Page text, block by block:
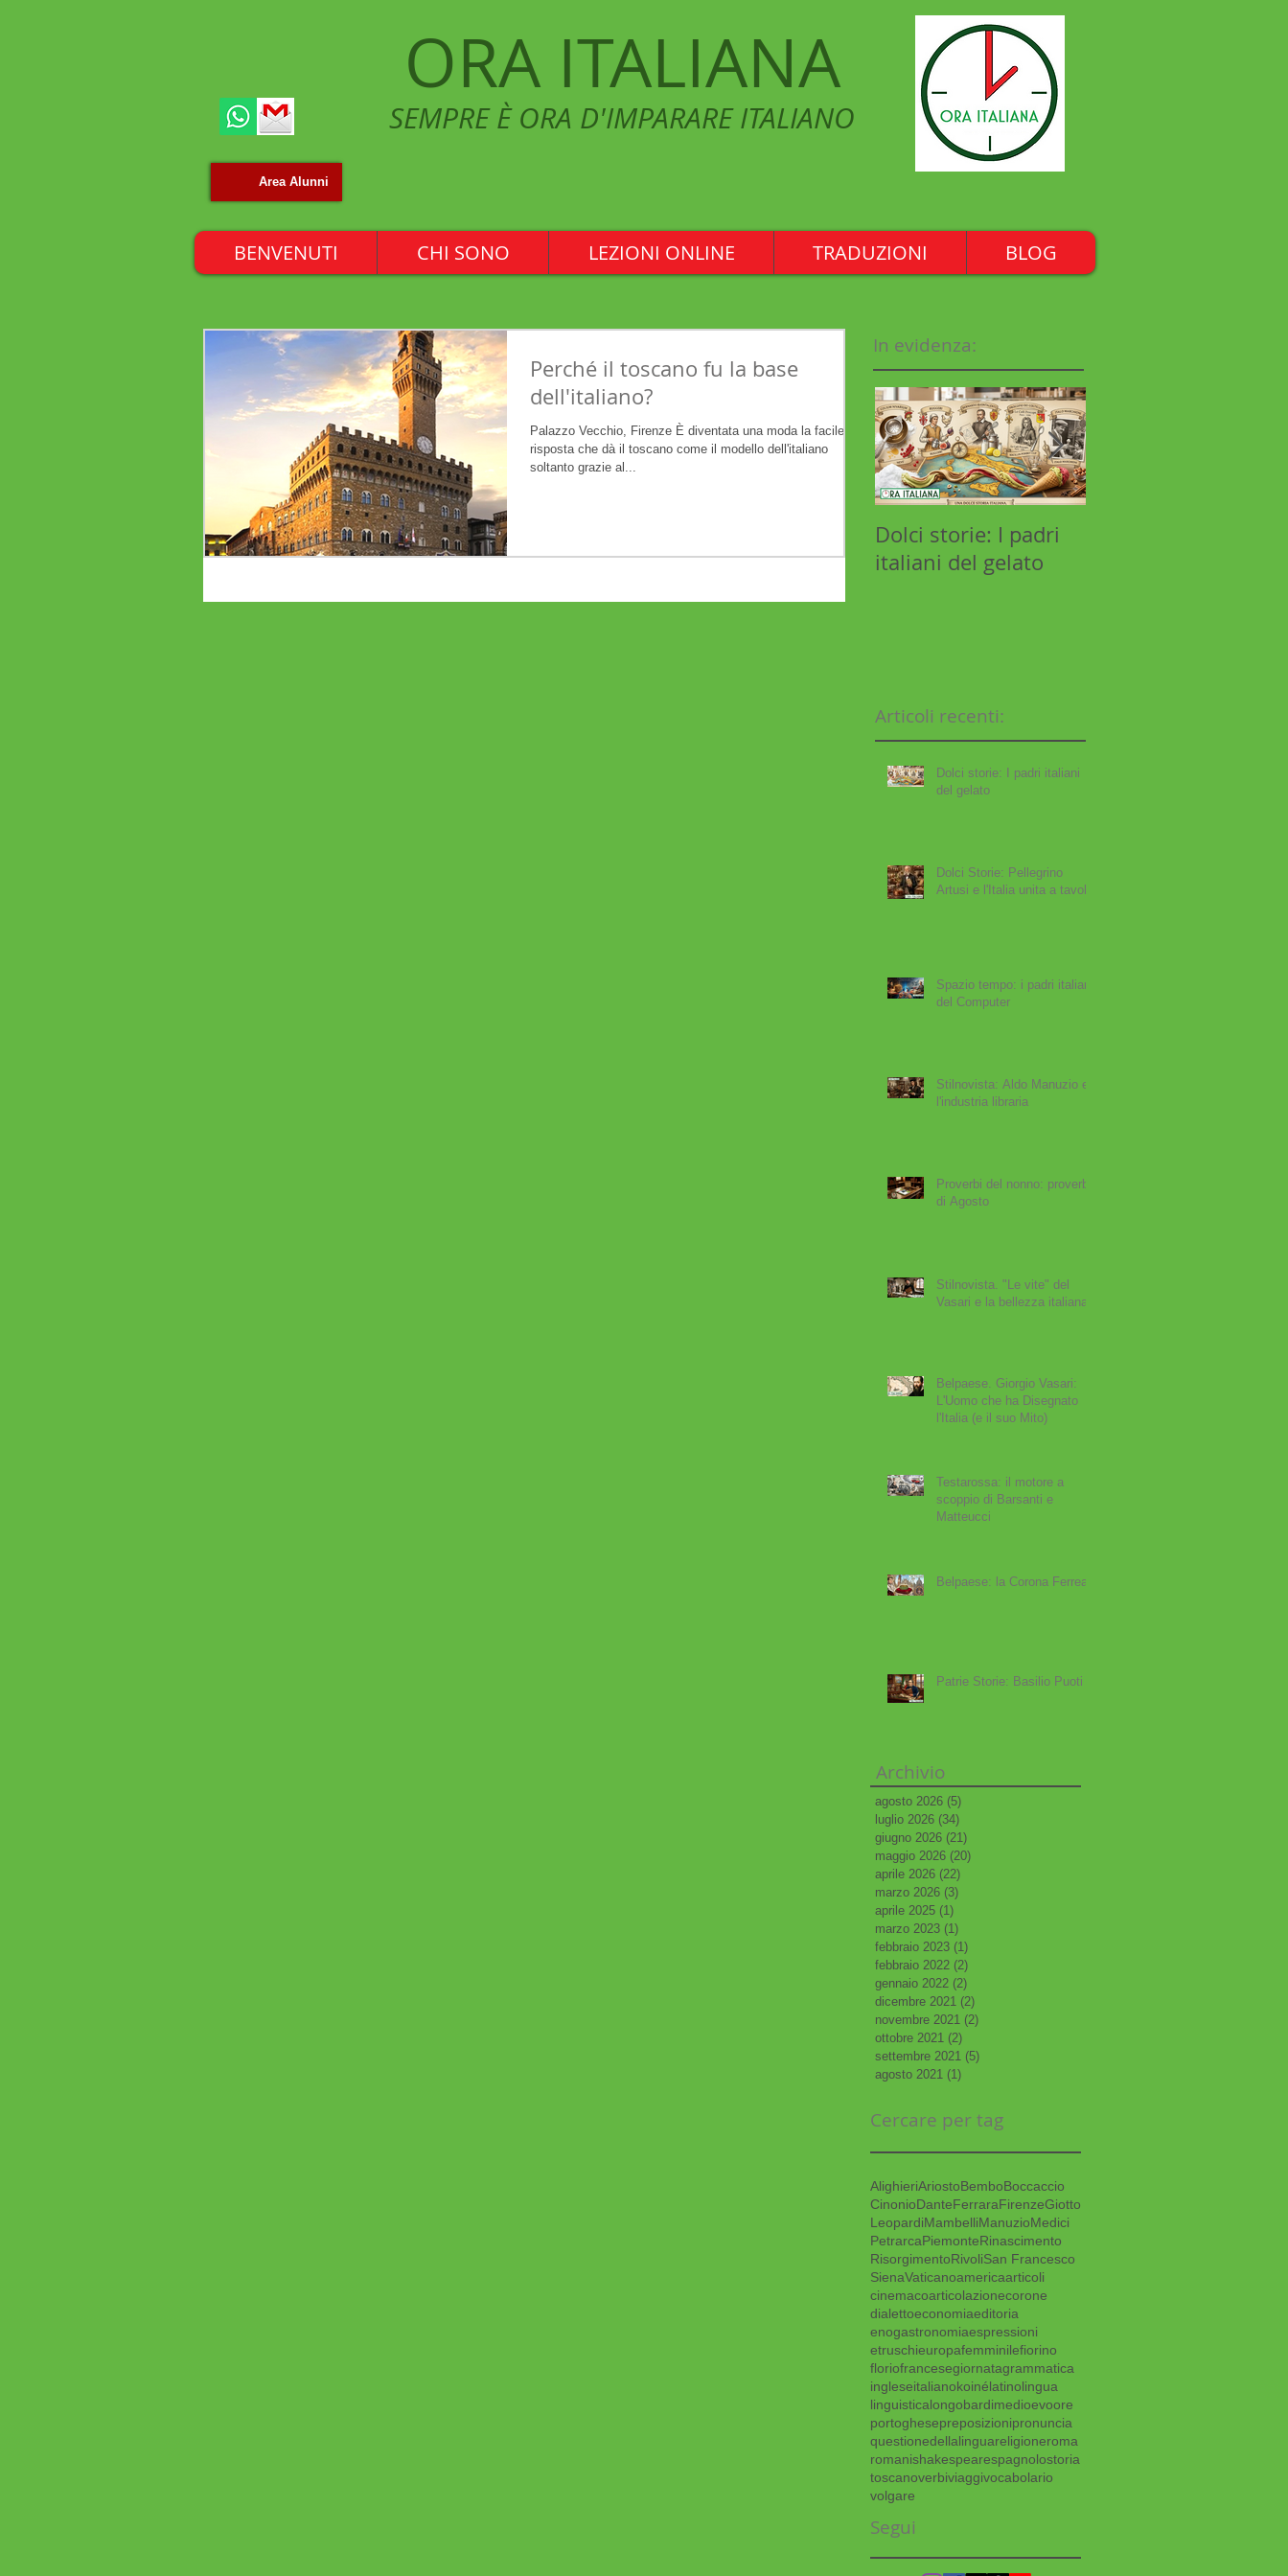
ORA ITALIANA
SEMPRE È ORA D'IMPARARE ITALIANO
Area Alunni
BENVENUTI CHI SONO LEZIONI ONLINE TRADUZIONI BLOG
Perché il toscano fu la base
dell'italiano?
Palazzo Vecchio, Firenze È diventata una moda la facile
risposta che dà il toscano come il modello dell'italiano
soltanto grazie al...
In evidenza:
Dolci storie: I padri
italiani del gelato
Articoli recenti:
Dolci storie: I padri italiani
del gelato
Dolci Storie: Pellegrino
Artusi e l'Italia unita a tavola
Spazio tempo: i padri italiani
del Computer
Stilnovista: Aldo Manuzio e
l'industria libraria
Proverbi del nonno: proverbi
di Agosto
Stilnovista. "Le vite" del
Vasari e la bellezza italiana
Belpaese. Giorgio Vasari:
L'Uomo che ha Disegnato
l'Italia (e il suo Mito)
Testarossa: il motore a
scoppio di Barsanti e
Matteucci
Belpaese: la Corona Ferrea
Patrie Storie: Basilio Puoti
Archivio
agosto 2026 (5)
luglio 2026 (34)
giugno 2026 (21)
maggio 2026 (20)
aprile 2026 (22)
marzo 2026 (3)
aprile 2025 (1)
marzo 2023 (1)
febbraio 2023 (1)
febbraio 2022 (2)
gennaio 2022 (2)
dicembre 2021 (2)
novembre 2021 (2)
ottobre 2021 (2)
settembre 2021 (5)
agosto 2021 (1)
Cercare per tag
AlighieriAriostoBemboBoccaccio
CinonioDanteFerraraFirenzeGiotto
LeopardiMambelliManuzioMedici
PetrarcaPiemonteRinascimento
RisorgimentoRivoliSan Francesco
SienaVaticanoamericaarticoli
cinemacoarticolazionecorone
dialettoeconomiaeditoria
enogastronomiaespressioni
etruschieuropafemminilefiorino
floriofrancesegiornatagrammatica
ingleseitalianokoinélatinolingua
linguisticalongobardimedioevoore
portoghesepreposizionipronuncia
questionedellalinguareligioneroma
romanishakespearespagnolostoria
toscanoverbiviaggivocabolario
volgare
Segui